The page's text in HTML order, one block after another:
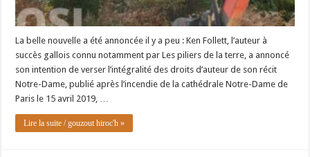
La belle nouvelle a été annoncée il y a peu : Ken Follett, l’auteur à
succès gallois connu notamment par Les piliers de la terre, a annoncé
son intention de verser l’intégralité des droits d’auteur de son récit
Notre-Dame, publié après l’incendie de la cathédrale Notre-Dame de
Paris le 15 avril 2019, …
Lire la suite / gouzout hiroc'h »